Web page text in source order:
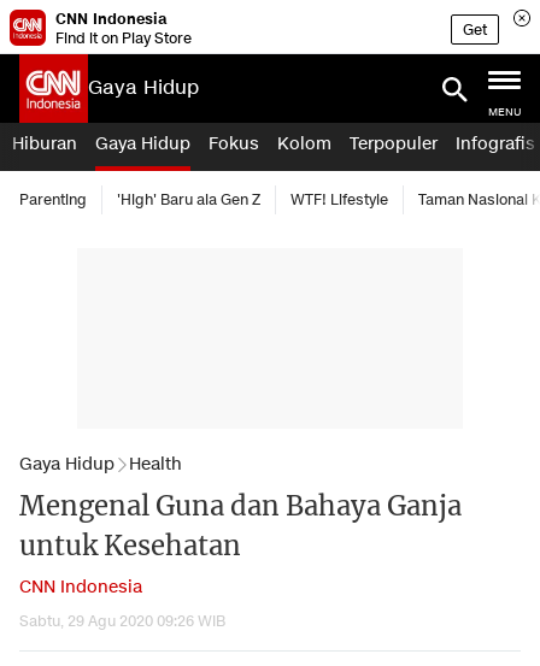
CNN Indonesia
Find it on Play Store
Get
Gaya Hidup
MENU
Hiburan Gaya Hidup Fokus Kolom Terpopuler Infografis
Parenting 'High' Baru ala Gen Z WTF! Lifestyle Taman Nasional
Gaya Hidup Health
Mengenal Guna dan Bahaya Ganja
untuk Kesehatan
CNN Indonesia
Sabtu, 29 Agu 2020 09:26 WIB